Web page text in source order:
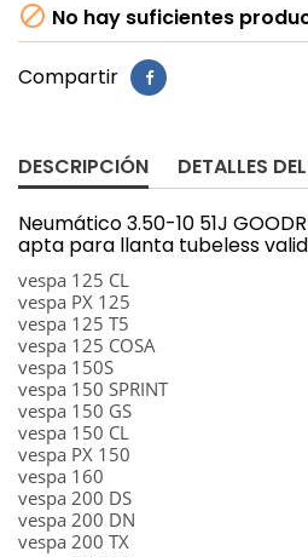
 No hay suficientes
Compartir
DESCRIPCIÓN DETALLES
Neumático 3.50-10 51J
apta para llanta tubeless
vespa 125 CL
vespa PX 125
vespa 125 T5
vespa 125 COSA
vespa 150S
vespa 150 SPRINT
vespa 150 GS
vespa 150 CL
vespa PX 150
vespa 160
vespa 200 DS
vespa 200 DN
vespa 200 TX